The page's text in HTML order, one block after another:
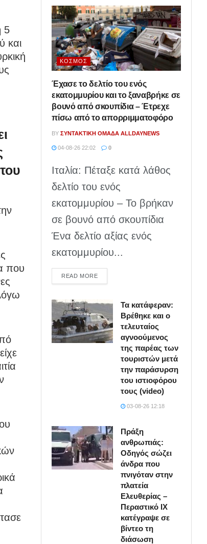
5
και
που
ΚΌΣΜΟΣ
Έχασε το δελτίο του ενός
εκατομμυρίου και το ξαναβρήκε σε
βουνό από σκουπίδια – Έτρεχε
πίσω από το απορριμματοφόρο
BY ΣΥΝΤΑΚΤΙΚΉ ΟΜΆΔΑ ALLDAYNEWS
04-08-26 22:02 0
Ιταλία: Πέταξε κατά λάθος
δελτίο του ενός
εκατομμυρίου – Το βρήκαν
σε βουνό από σκουπίδια
Ένα δελτίο αξίας ενός
εκατομμυρίου...
READ MOREDETAILS
Τα κατάφεραν:
Βρέθηκε και ο
τελευταίος
αγνοούμενος
της παρέας των
τουριστών μετά
την παράσυρση
του ιστιοφόρου
τους (video)
03-08-26 12:18
Πράξη
ανθρωπιάς:
Οδηγός σώζει
άνδρα που
πνιγόταν στην
πλατεία
Ελευθερίας –
Περαστικό ΙΧ
κατέγραψε σε
βίντεο τη
διάσωση